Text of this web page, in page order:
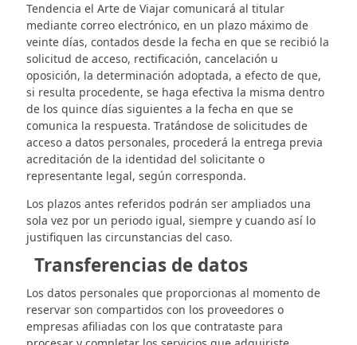
Tendencia el Arte de Viajar comunicará al titular
mediante correo electrónico, en un plazo máximo de
veinte días, contados desde la fecha en que se recibió la
solicitud de acceso, rectificación, cancelación u
oposición, la determinación adoptada, a efecto de que,
si resulta procedente, se haga efectiva la misma dentro
de los quince días siguientes a la fecha en que se
comunica la respuesta. Tratándose de solicitudes de
acceso a datos personales, procederá la entrega previa
acreditación de la identidad del solicitante o
representante legal, según corresponda.
Los plazos antes referidos podrán ser ampliados una
sola vez por un periodo igual, siempre y cuando así lo
justifiquen las circunstancias del caso.
Transferencias de datos
Los datos personales que proporcionas al momento de
reservar son compartidos con los proveedores o
empresas afiliadas con los que contrataste para